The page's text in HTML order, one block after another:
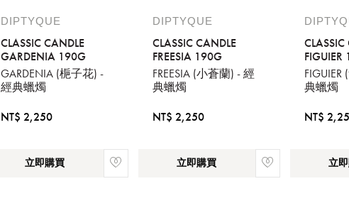
提醒您：
免稅品線上預訂服務限 國際線出境旅客
不同機場的下單時間皆不相同，細節或訂購流程指引，請瀏覽購物
DIPTYQUE
CLASSIC CANDLE
GARDENIA 190G
GARDENIA (梔子花) -
經典蠟燭
NT$ 2,250
立即購買
DIPTYQUE
CLASSIC CANDLE
FREESIA 190G
FREESIA (小蒼蘭) - 經
典蠟燭
NT$ 2,250
立即購買
FIGUIER
典蠟燭
NT$
立
您必須登入才有辦法使用喜愛清單！